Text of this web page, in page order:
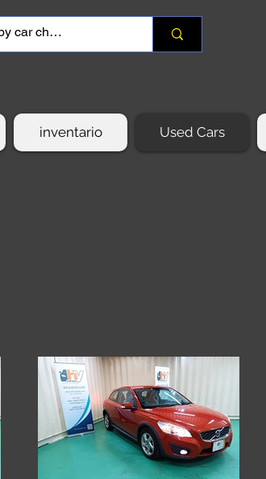
inventario Used Cars